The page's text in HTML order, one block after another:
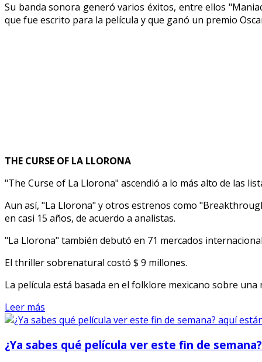
Su banda sonora generó varios éxitos, entre ellos
que fue escrito para la película y que ganó un premio
THE CURSE OF LA LLORONA
"The Curse of La Llorona" ascendió a lo más alto de las
Aun así, "La Llorona" y otros estrenos como
en casi 15 años, de acuerdo a analistas.
"La Llorona" también debutó en 71 mercados
El thriller sobrenatural costó $ 9 millones.
La película está basada en el folklore mexicano sobre
Leer más
¿Ya sabes qué película ver este fin de